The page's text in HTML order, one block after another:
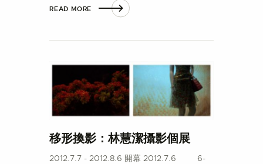
READ MORE
移形換影：林慧潔攝影個展
2012.7.7 - 2012.8.6 開幕 2012.7.6 6-